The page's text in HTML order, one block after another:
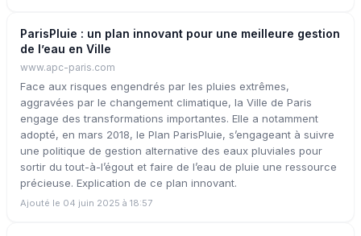
ParisPluie : un plan innovant pour une meilleure gestion
de l’eau en Ville
www.apc-paris.com
Face aux risques engendrés par les pluies extrêmes,
aggravées par le changement climatique, la Ville de Paris
engage des transformations importantes. Elle a notamment
adopté, en mars 2018, le Plan ParisPluie, s’engageant à suivre
une politique de gestion alternative des eaux pluviales pour
sortir du tout-à-l’égout et faire de l’eau de pluie une ressource
précieuse. Explication de ce plan innovant.
Ajouté le 04 juin 2025 à 18:57